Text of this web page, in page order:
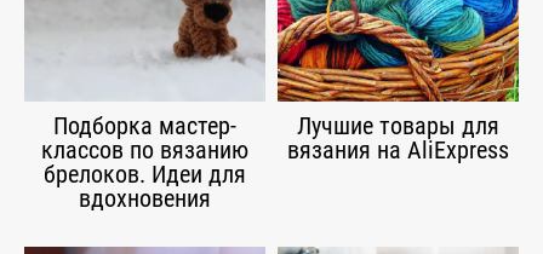
Подборка мастер-
классов по вязанию
брелоков. Идеи для
вдохновения
Лучшие товары для
вязания на AliExpress